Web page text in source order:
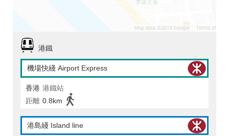
港鐵
機場快綫 Airport Express
香港 港鐵站
距離 0.8km
港島綫 Island line